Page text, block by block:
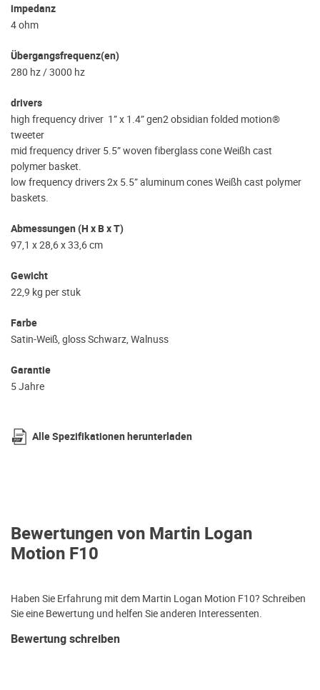
impedanz
4 ohm
Übergangsfrequenz(en)
280 hz / 3000 hz
drivers
high frequency driver 1” x 1.4” gen2 obsidian folded motion®
tweeter
mid frequency driver 5.5” woven fiberglass cone Weißh cast
polymer basket.
low frequency drivers 2x 5.5” aluminum cones Weißh cast polymer
baskets.
Abmessungen (H x B x T)
97,1 x 28,6 x 33,6 cm
Gewicht
22,9 kg per stuk
Farbe
Satin-Weiß, gloss Schwarz, Walnuss
Garantie
5 Jahre
Alle Spezifikationen herunterladen
Bewertungen von Martin Logan
Motion F10
Haben Sie Erfahrung mit dem Martin Logan Motion F10? Schreiben
Sie eine Bewertung und helfen Sie anderen Interessenten.
Bewertung schreiben